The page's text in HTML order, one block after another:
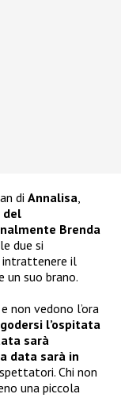
di Annalisa,
del
Brenda
due si
intrattenere il
un suo brano.
non vedono l’ora
l’ospitata
sarà
data sarà in
Chi non
una piccola